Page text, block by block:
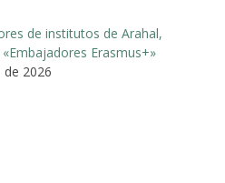
de institutos de Arahal,
Erasmus+»
2026